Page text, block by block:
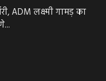
ADM लक्ष्मी गामड़ का